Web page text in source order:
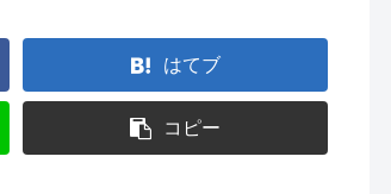
はてブ
コピー